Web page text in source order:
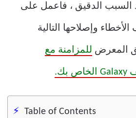
السبب الدقيق ، فاعمل على
وإصلاحها التالية
المعرض للمزامنة مع
Table of Contents